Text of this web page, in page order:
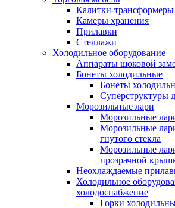
Калитки-трансформеры
Камеры хранения
Прилавки
Стеллажи
Холодильное оборудование
Аппараты шоковой
Бонеты холодильные
Бонеты
Суперструктуры
Морозильные лари
Морозильные
Морозильные
гнутого стекла
Морозильные
прозрачной
Неохлаждаемые
Холодильное
холодоснабжение
Горки